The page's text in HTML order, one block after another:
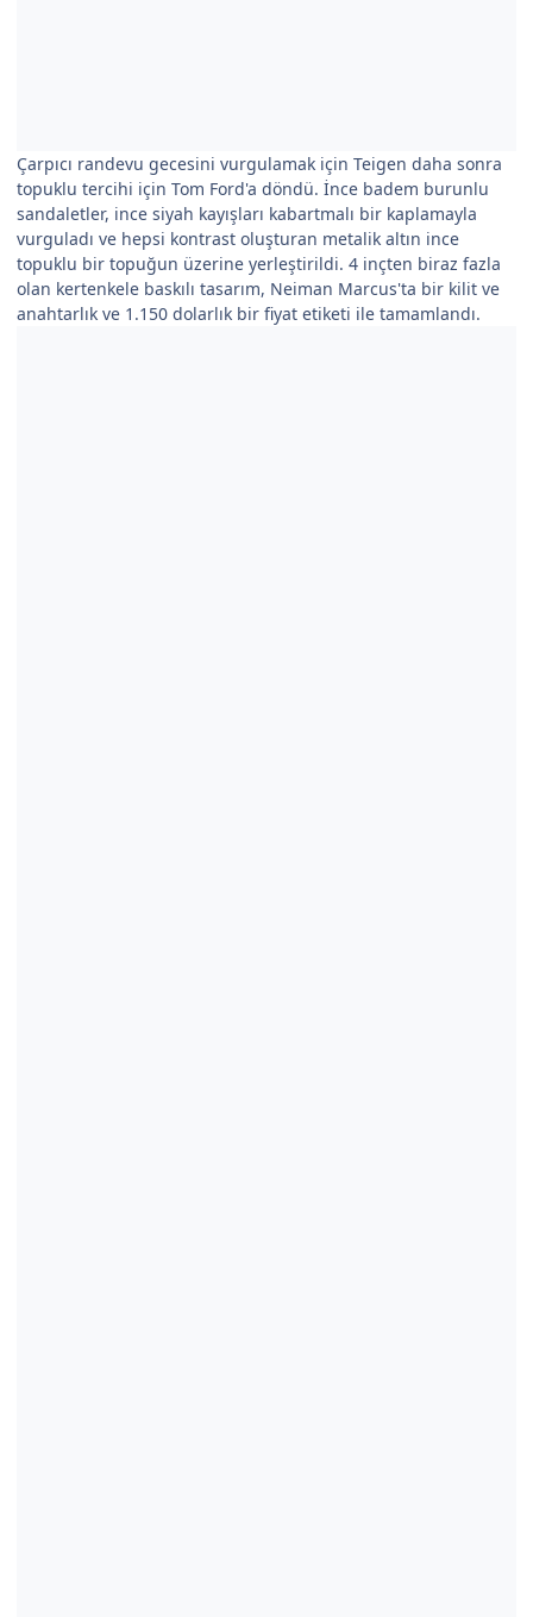
Çarpıcı randevu gecesini vurgulamak için Teigen daha sonra
topuklu tercihi için Tom Ford'a döndü. İnce badem burunlu
sandaletler, ince siyah kayışları kabartmalı bir kaplamayla
vurguladı ve hepsi kontrast oluşturan metalik altın ince
topuklu bir topuğun üzerine yerleştirildi. 4 inçten biraz fazla
olan kertenkele baskılı tasarım, Neiman Marcus'ta bir kilit ve
anahtarlık ve 1.150 dolarlık bir fiyat etiketi ile tamamlandı.